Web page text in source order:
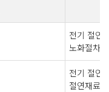
전기 절연
노화절차
전기 절연
절연재료